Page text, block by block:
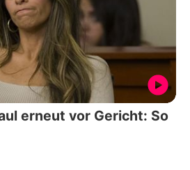
erneut vor Gericht: So